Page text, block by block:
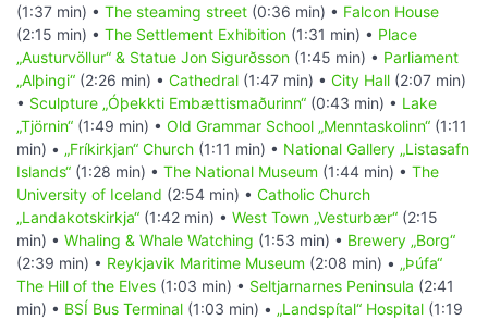
(1:37 min) • The steaming street (0:36 min) • Falcon House
(2:15 min) • The Settlement Exhibition (1:31 min) • Place
„Austurvöllur“ & Statue Jon Sigurðsson (1:45 min) • Parliament
„Alþingi“ (2:26 min) • Cathedral (1:47 min) • City Hall (2:07 min)
• Sculpture „Óþekkti Embættismaðurinn“ (0:43 min) • Lake
„Tjörnin“ (1:49 min) • Old Grammar School „Menntaskolinn“ (1:11
min) • „Fríkirkjan“ Church (1:11 min) • National Gallery „Listasafn
Islands“ (1:28 min) • The National Museum (1:44 min) • The
University of Iceland (2:54 min) • Catholic Church
„Landakotskirkja“ (1:42 min) • West Town „Vesturbær“ (2:15
min) • Whaling & Whale Watching (1:53 min) • Brewery „Borg“
(2:39 min) • Reykjavik Maritime Museum (2:08 min) • „Þúfa“
The Hill of the Elves (1:03 min) • Seltjarnarnes Peninsula (2:41
min) • BSÍ Bus Terminal (1:03 min) • „Landspítal“ Hospital (1:19